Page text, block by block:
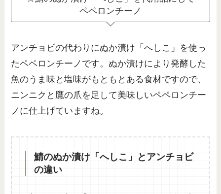
ペペロンチーノ
アンチョビの代わりにぬか漬け「へしこ」を使っ
たペペロンチーノです。ぬか漬けにより発酵した
魚のうま味と塩味がもともとある食材ですので、
ニンニクと鷹の爪を足して美味しいペペロンチー
ノに仕上げていますね。
鯖のぬか漬け「へしこ」とアンチョビ
の違い